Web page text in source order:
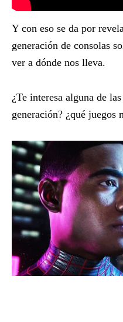
Y con eso se da por
generación de consolas
ver a dónde nos lleva.
¿Te interesa alguna de
generación? ¿qué juegos